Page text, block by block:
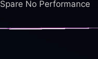
Spare No Performance